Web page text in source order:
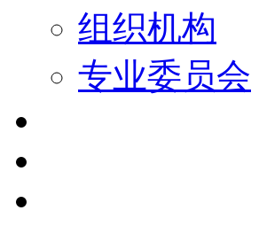
组织机构
专业委员会